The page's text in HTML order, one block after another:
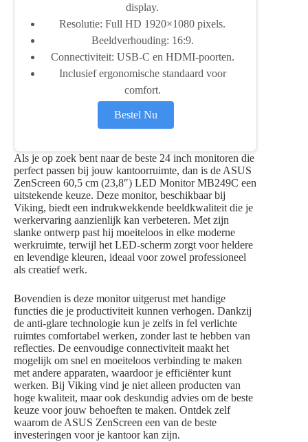
display.
Resolutie: Full HD 1920×1080 pixels.
Beeldverhouding: 16:9.
Connectiviteit: USB-C en HDMI-poorten.
Inclusief ergonomische standaard voor
comfort.
Bestel Nu
Als je op zoek bent naar de beste 24 inch monitoren die
perfect passen bij jouw kantoorruimte, dan is de ASUS
ZenScreen 60,5 cm (23,8″) LED Monitor MB249C een
uitstekende keuze. Deze monitor, beschikbaar bij
Viking, biedt een indrukwekkende beeldkwaliteit die je
werkervaring aanzienlijk kan verbeteren. Met zijn
slanke ontwerp past hij moeiteloos in elke moderne
werkruimte, terwijl het LED-scherm zorgt voor heldere
en levendige kleuren, ideaal voor zowel professioneel
als creatief werk.
Bovendien is deze monitor uitgerust met handige
functies die je productiviteit kunnen verhogen. Dankzij
de anti-glare technologie kun je zelfs in fel verlichte
ruimtes comfortabel werken, zonder last te hebben van
reflecties. De eenvoudige connectiviteit maakt het
mogelijk om snel en moeiteloos verbinding te maken
met andere apparaten, waardoor je efficiënter kunt
werken. Bij Viking vind je niet alleen producten van
hoge kwaliteit, maar ook deskundig advies om de beste
keuze voor jouw behoeften te maken. Ontdek zelf
waarom de ASUS ZenScreen een van de beste
investeringen voor je kantoor kan zijn.